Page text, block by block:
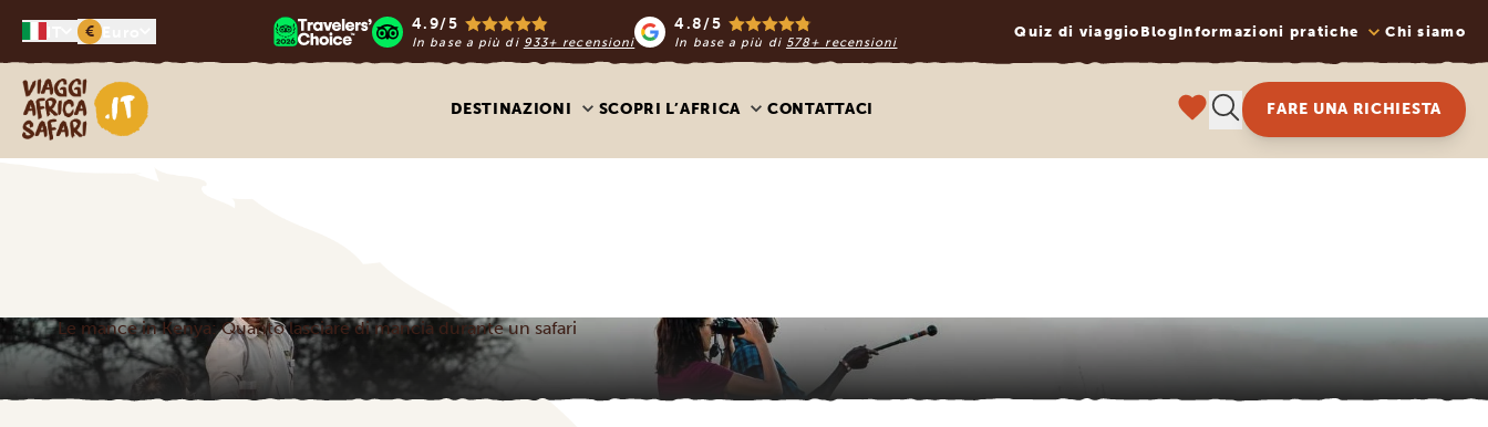
€ 4.9/5
In base a più di 933+ recensioni
4.8/5
In base a più di 578+ recensioni
Quiz di viaggio BlogInformazioni pratiche Chi siamo
Viaggi Africa Safari
DESTINAZIONI SCOPRI L’AFRICA CONTATTACI FARE UNA RICHIESTA
Le mance in Kenya: Quanto lasciare di mancia durante un safari